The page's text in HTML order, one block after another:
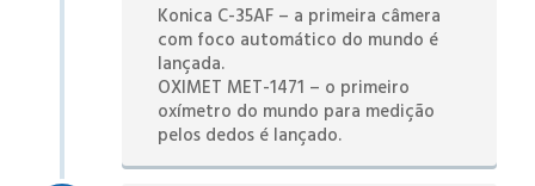
Konica C-35AF – a primeira câmera
com foco automático do mundo é
lançada.
OXIMET MET-1471 – o primeiro
oxímetro do mundo para medição
pelos dedos é lançado.